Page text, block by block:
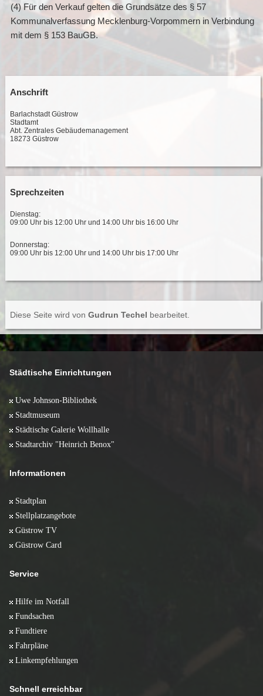
(4) Für den Verkauf gelten die Grundsätze des § 57
Kommunalverfassung Mecklenburg-Vorpommern in Verbindung
mit dem § 153 BauGB.
Anschrift
Barlachstadt Güstrow
Stadtamt
Abt. Zentrales Gebäudemanagement
18273 Güstrow
Sprechzeiten
Dienstag:
09:00 Uhr bis 12:00 Uhr und 14:00 Uhr bis 16:00 Uhr
Donnerstag:
09:00 Uhr bis 12:00 Uhr und 14:00 Uhr bis 17:00 Uhr
Diese Seite wird von Gudrun Techel bearbeitet.
Städtische Einrichtungen
Uwe Johnson-Bibliothek
Stadtmuseum
Städtische Galerie Wollhalle
Stadtarchiv "Heinrich Benox"
Informationen
Stadtplan
Stellplatzangebote
Güstrow TV
Güstrow Card
Service
Hilfe im Notfall
Fundsachen
Fundtiere
Fahrpläne
Linkempfehlungen
Schnell erreichbar